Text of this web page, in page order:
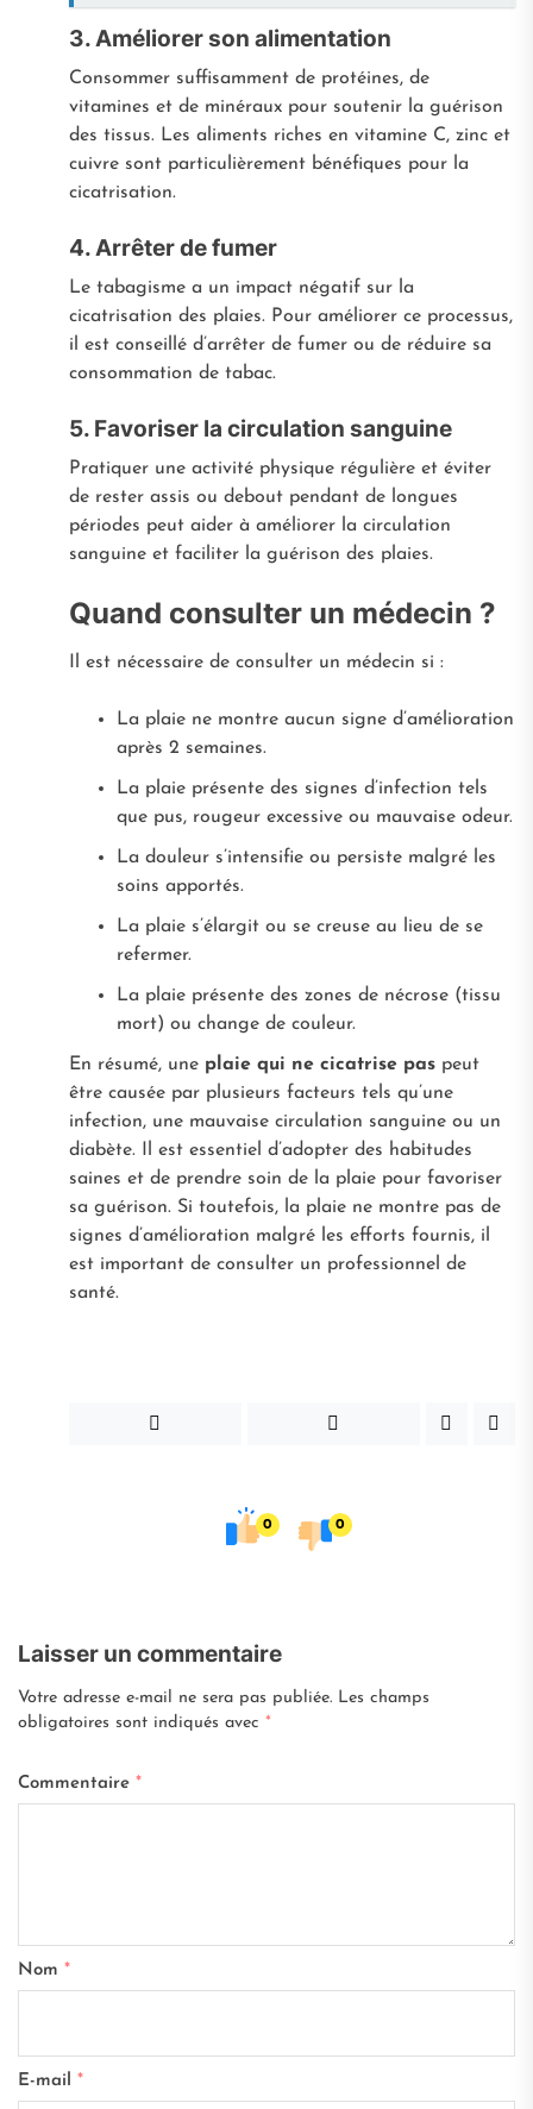
3. Améliorer son alimentation
Consommer suffisamment de protéines, de
vitamines et de minéraux pour soutenir la guérison
des tissus. Les aliments riches en vitamine C, zinc et
cuivre sont particulièrement bénéfiques pour la
cicatrisation.
4. Arrêter de fumer
Le tabagisme a un impact négatif sur la
cicatrisation des plaies. Pour améliorer ce processus,
il est conseillé d’arrêter de fumer ou de réduire sa
consommation de tabac.
5. Favoriser la circulation sanguine
Pratiquer une activité physique régulière et éviter
de rester assis ou debout pendant de longues
périodes peut aider à améliorer la circulation
sanguine et faciliter la guérison des plaies.
Quand consulter un médecin ?
Il est nécessaire de consulter un médecin si :
La plaie ne montre aucun signe d’amélioration
après 2 semaines.
La plaie présente des signes d’infection tels
que pus, rougeur excessive ou mauvaise odeur.
La douleur s’intensifie ou persiste malgré les
soins apportés.
La plaie s’élargit ou se creuse au lieu de se
refermer.
La plaie présente des zones de nécrose (tissu
mort) ou change de couleur.
En résumé, une plaie qui ne cicatrise paspeut
être causée par plusieurs facteurs tels qu’une
infection, une mauvaise circulation sanguine ou un
diabète. Il est essentiel d’adopter des habitudes
saines et de prendre soin de la plaie pour favoriser
sa guérison. Si toutefois, la plaie ne montre pas de
signes d’amélioration malgré les efforts fournis, il
est important de consulter un professionnel de
santé.
0 0
Laisser un commentaire
Votre adresse e-mail ne sera pas publiée. Les champs
obligatoires sont indiqués avec *
Commentaire *
Nom *
E-mail *